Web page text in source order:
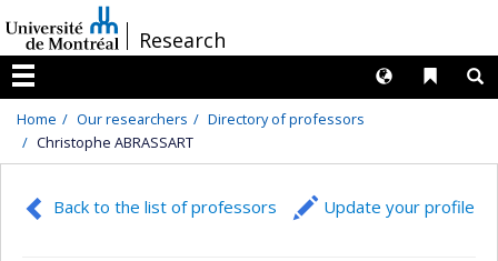
au
contenu
/Research
Menu
Liens
Langues
Home Our researchers
Directory of professors
Christophe ABRASSART
Back to the list of professors Update your profile